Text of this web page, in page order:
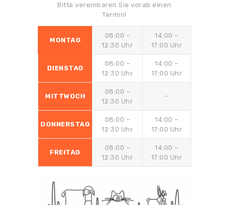
Bitte vereinbaren Sie vorab einen
Termin!
MONTAG
08:00 –
12:30 Uhr
14:00 –
17:00 Uhr
DIENSTAG
08:00 –
12:30 Uhr
14:00 –
17:00 Uhr
MITTWOCH
08:00 –
12:30 Uhr
–
DONNERSTAG
08:00 –
12:30 Uhr
14:00 –
17:00 Uhr
FREITAG
08:00 –
12:30 Uhr
14:00 –
17:00 Uhr